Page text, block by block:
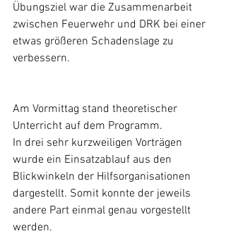
Übungsziel war die Zusammenarbeit
zwischen Feuerwehr und DRK bei einer
etwas größeren Schadenslage zu
verbessern.
Am Vormittag stand theoretischer
Unterricht auf dem Programm.
In drei sehr kurzweiligen Vorträgen
wurde ein Einsatzablauf aus den
Blickwinkeln der Hilfsorganisationen
dargestellt. Somit konnte der jeweils
andere Part einmal genau vorgestellt
werden.